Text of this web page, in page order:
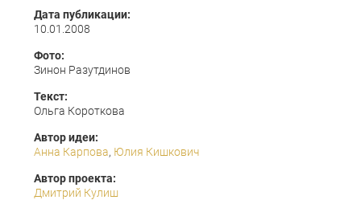
Дата публикации:
10.01.2008
Фото:
Зинон Разутдинов
Текст:
Ольга Короткова
Автор идеи:
Анна Карпова, Юлия Кишкович
Автор проекта:
Дмитрий Кулиш